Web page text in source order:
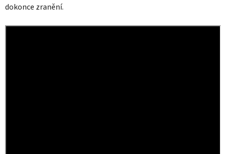
dokonce zranění.